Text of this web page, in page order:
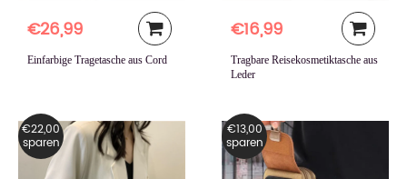
€26,99
Einfarbige Tragetasche aus Cord
€16,99
Tragbare Reisekosmetiktasche aus
Leder
€22,00
sparen
€13,00
sparen